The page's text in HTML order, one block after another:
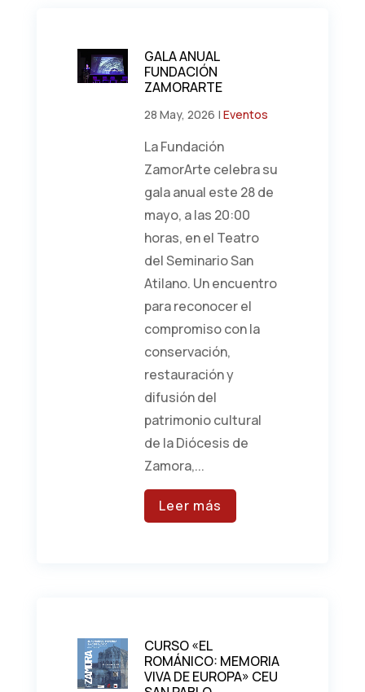
GALA ANUAL
FUNDACIÓN
ZAMORARTE
28 May, 2026 | Eventos
La Fundación
ZamorArte celebra su
gala anual este 28 de
mayo, a las 20:00
horas, en el Teatro
del Seminario San
Atilano. Un encuentro
para reconocer el
compromiso con la
conservación,
restauración y
difusión del
patrimonio cultural
de la Diócesis de
Zamora,...
Leer más
CURSO «EL
ROMÁNICO: MEMORIA
VIVA DE EUROPA» CEU